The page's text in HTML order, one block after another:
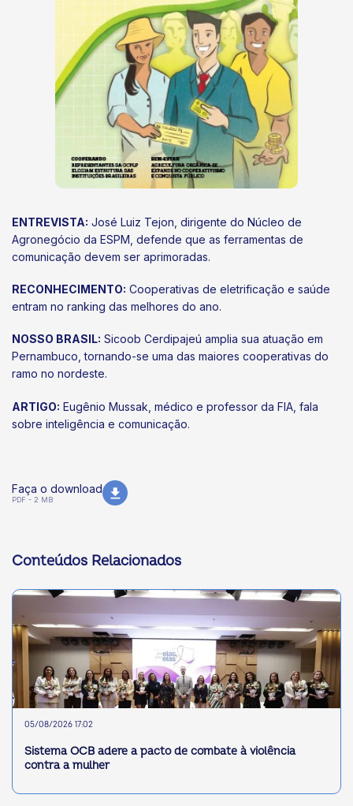
ENTREVISTA: José Luiz Tejon, dirigente do Núcleo de
Agronegócio da ESPM, defende que as ferramentas de
comunicação devem ser aprimoradas.
RECONHECIMENTO: Cooperativas de eletrificação e saúde
entram no ranking das melhores do ano.
NOSSO BRASIL: Sicoob Cerdipajeú amplia sua atuação em
Pernambuco, tornando-se uma das maiores cooperativas do
ramo no nordeste.
ARTIGO: Eugênio Mussak, médico e professor da FIA, fala
sobre inteligência e comunicação.
Faça o download
PDF - 2 MB
Conteúdos Relacionados
05/08/2026 17:02
Sistema OCB adere a pacto de combate à violência
contra a mulher